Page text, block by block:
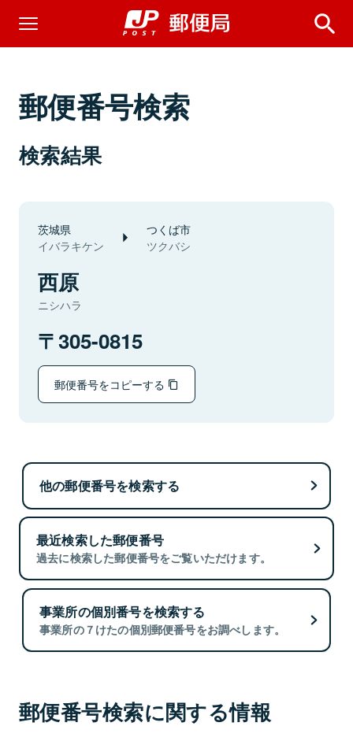
郵便番号検索
検索結果
茨城県
イバラキケン
つくば市
ツクバシ
西原
ニシハラ
305-0815
郵便番号をコピーする
他の郵便番号を検索する
最近検索した郵便番号
過去に検索した郵便番号をご覧いただけます。
事業所の個別番号を検索する
事業所の７けたの個別郵便番号をお調べします。
郵便番号検索に関する情報